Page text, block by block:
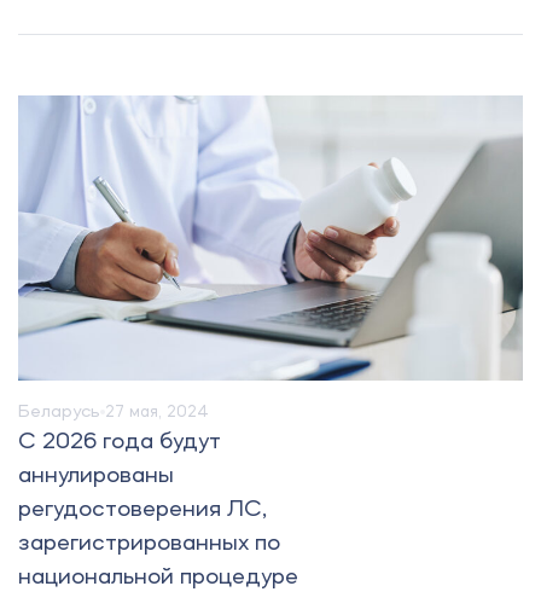
Беларусь 27 мая, 2024
C 2026 года будут
аннулированы
регудостоверения ЛС,
зарегистрированных по
национальной процедуре